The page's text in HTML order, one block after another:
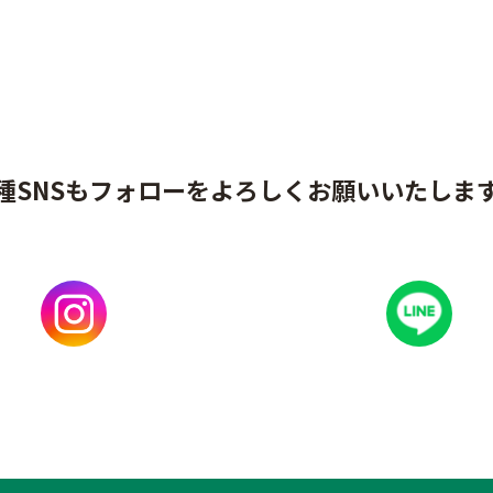
SNSもフォローをよろしくお願いいたしま